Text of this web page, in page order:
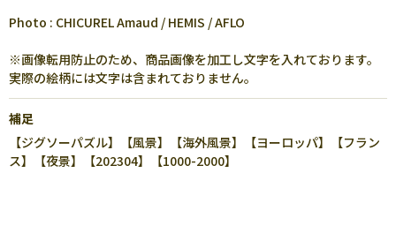
Photo : CHICUREL Amaud / HEMIS / AFLO
※画像転用防止のため、商品画像を加工し文字を入れております。
実際の絵柄には文字は含まれておりません。
補足
【ジグソーパズル】【風景】【海外風景】【ヨーロッパ】【フラン
ス】【夜景】【202304】【1000-2000】